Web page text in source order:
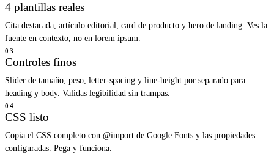
4 plantillas reales
Cita destacada, artículo editorial, card de producto y hero de landing. Ves la
fuente en contexto, no en lorem ipsum.
03
Controles finos
Slider de tamaño, peso, letter-spacing y line-height por separado para
heading y body. Validas legibilidad sin trampas.
04
CSS listo
Copia el CSS completo con @import de Google Fonts y las propiedades
configuradas. Pega y funciona.